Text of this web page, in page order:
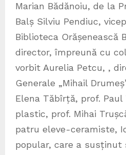
Marian Bădănoiu, de la
Balș Silviu Pendiuc,
Biblioteca Orășenească
director, împreună cu
vorbit Aurelia Petcu, ,
Generale „Mihail
Elena Tăbîrță, prof.
plastic, prof. Mihai
patru eleve-ceramiste,
popular, care a susținut